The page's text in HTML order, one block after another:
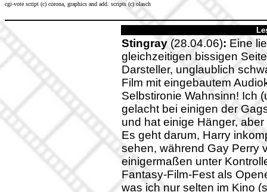
cgi-vote script (c) corona, graphics and add. scripts (c) olasch
Stingray (28.04.06): Eine
gleichzeitigen bissigen
Darsteller, unglaublich
Film mit eingebautem
Selbstironie Wahnsinn! Ich
gelacht bei einigen der
und hat einige Hänger,
Es geht darum, Harry
sehen, während Gay Perry
einigermaßen unter
Fantasy-Film-Fest als
was ich nur selten im Kino